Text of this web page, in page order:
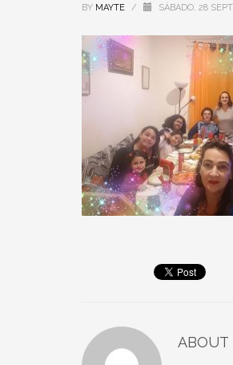
BY MAYTE / SÁBADO, 28
ABOUT